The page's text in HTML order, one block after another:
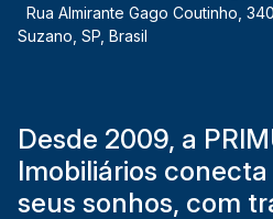
Rua Almirante Gago Coutinho 340
Suzano SP Brasil
Desde 2009, a
Imobiliários
seus sonhos, com